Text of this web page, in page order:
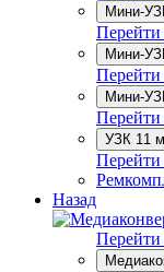
Мини-
Перейти
Мини-
Перейти
Мини-
Перейти
УЗК 11
Перейти
Назад
Перейти